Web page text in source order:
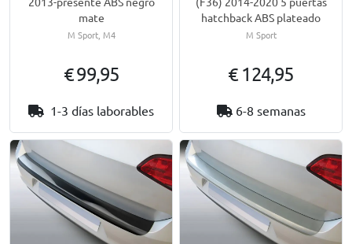
mate
M Sport, M4
€ 99,95
1-3 días laborables
hatchback ABS plateado
M Sport
€ 124,95
6-8 semanas